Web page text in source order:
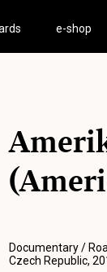
e-shop
Documentary /
Czech Republic,